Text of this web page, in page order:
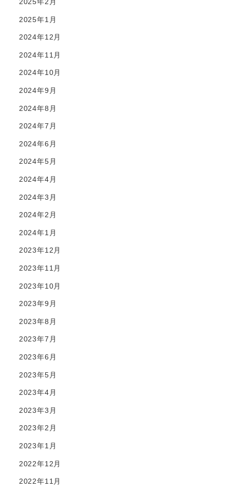
2025年1月
2024年12月
2024年11月
2024年10月
2024年9月
2024年8月
2024年7月
2024年6月
2024年5月
2024年4月
2024年3月
2024年2月
2024年1月
2023年12月
2023年11月
2023年10月
2023年9月
2023年8月
2023年7月
2023年6月
2023年5月
2023年4月
2023年3月
2023年2月
2023年1月
2022年12月
2022年11月